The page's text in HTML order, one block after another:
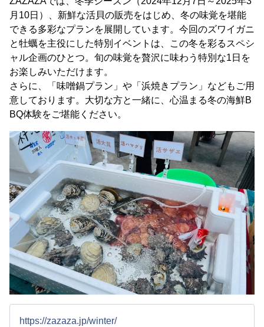
月10日）、新鮮な活貝の販売をはじめ、冬の味覚を堪能
できる多彩なプランを展開しています。今回のズワイガニ
と牡蠣を主役にした特別イベントは、この冬を彩るスペシ
ャル企画のひとつ。旬の味覚を贅沢に味わう特別な1日を
お楽しみいただけます。
さらに、「味噌鍋プラン」や「浜焼きプラン」などもご用
意しております。大切な方と一緒に、心温まる冬の海鮮B
BQ体験をご堪能ください。
https://zazaza.jp/winter/